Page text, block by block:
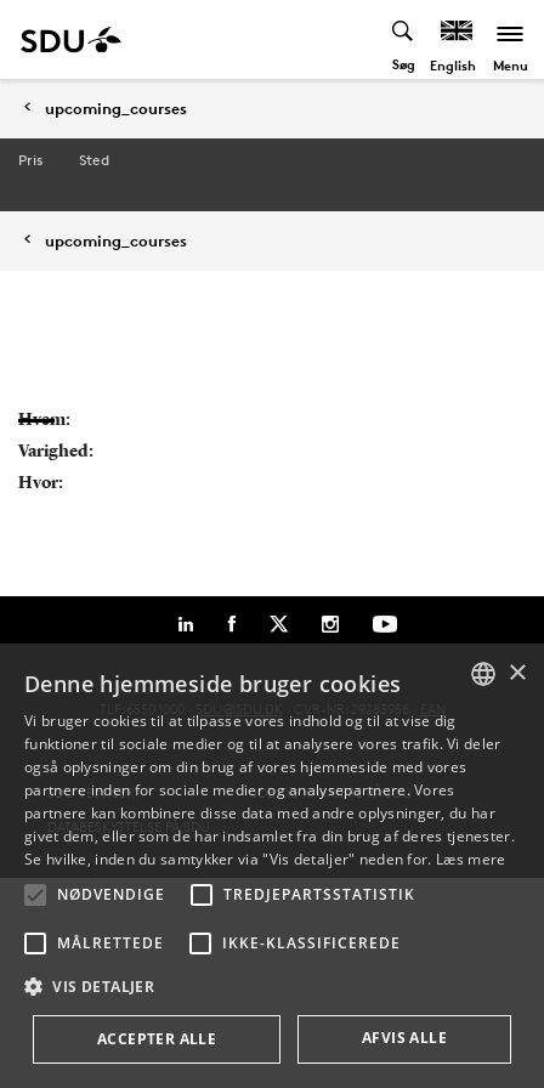
Søg English Menu
upcoming_courses
Pris Sted
upcoming_courses
Hvem:
Varighed:
Hvor:
SDU VEJVISER
JOB OG KARRIERE PÅ SDU
DATABESKYTTELSE PÅ SDU
DANISH
DANISH
×
Denne hjemmeside bruger cookies
Vi bruger cookies til at tilpasse vores indhold og til at vise dig
funktioner til sociale medier og til at analysere vores trafik. Vi deler
også oplysninger om din brug af vores hjemmeside med vores
partnere inden for sociale medier og analysepartnere. Vores
partnere kan kombinere disse data med andre oplysninger, du har
givet dem, eller som de har indsamlet fra din brug af deres tjenester.
Se hvilke, inden du samtykker via "Vis detaljer" neden for. Læs mere
NØDVENDIGE
TREDJEPARTSSTATISTIK
MÅLRETTEDE IKKE-KLASSIFICEREDE
VIS DETALJER
ACCEPTER ALLE AFVIS ALLE